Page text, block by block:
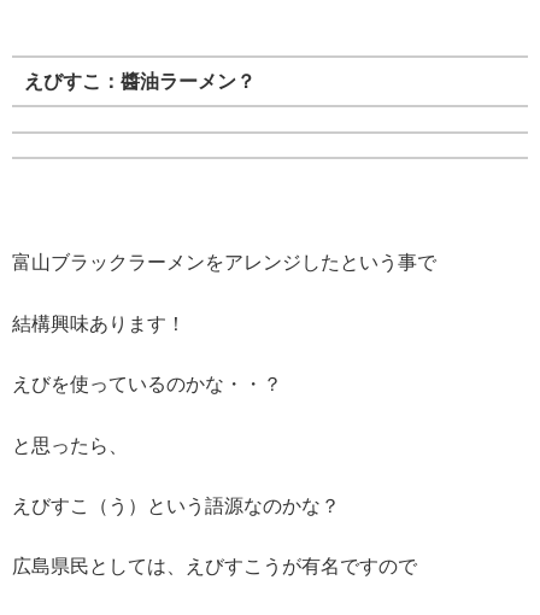
えびすこ：醬油ラーメン？
富山ブラックラーメンをアレンジしたという事で
結構興味あります！
えびを使っているのかな・・？
と思ったら、
えびすこ（う）という語源なのかな？
広島県民としては、えびすこうが有名ですので